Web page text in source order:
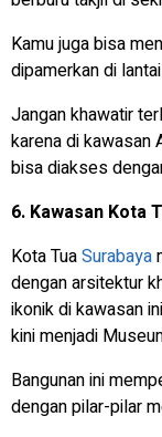
Kamu juga bisa
dipamerkan di
Jangan khawatir
karena di kawasan
bisa diakses
6. Kawasan Kota
Kota TuaSurabaya
dengan arsitektur
ikonik di kawasan
kini menjadi
Bangunan ini
dengan pilar-pilar